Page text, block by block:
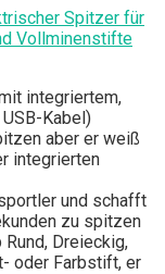
Spitzer für
Vollminenstifte
integriertem,
Kabel)
aber er weiß
integrierten
und schafft
zu spitzen
Dreieckig,
oder Farbstift, er